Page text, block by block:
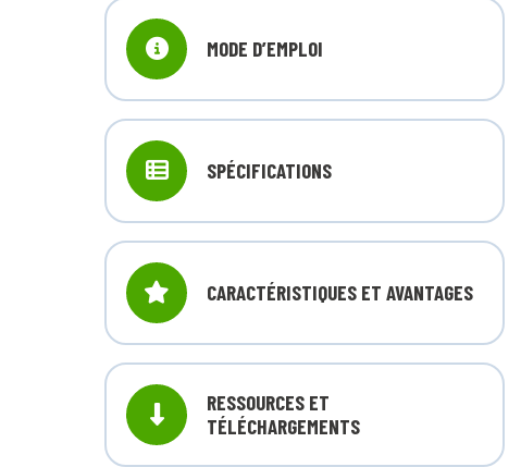
MODE D’EMPLOI
SPÉCIFICATIONS
CARACTÉRISTIQUES ET AVANTAGES
RESSOURCES ET
TÉLÉCHARGEMENTS